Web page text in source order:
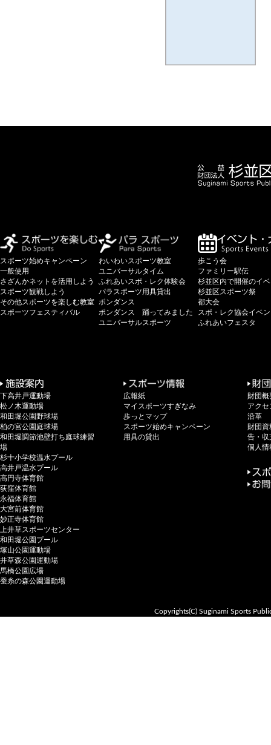
スポーツ始めキャンペーン
一般使用
さざんかネットを活用しよう
スポーツ観戦しよう
その他スポーツを楽しむ教室
スポーツフェスティバル
わいわいスポーツ教室
ユニバーサルタイム
ふれあいスポ・レク体験会
パラスポーツ用具貸出
ポンダンス
ポンダンス 踊ってみました
ユニバーサルスポーツ
歩こう会
ファミリー駅伝
杉並区内で開催のイ
杉並区スポーツ祭
都大会
スポ・レク協会イベ
ふれあいフェスタ
下高井戸運動場
松ノ木運動場
和田堀公園野球場
柏の宮公園庭球場
和田堀調節池壁打ち庭球練習
場
杉十小学校温水プール
高井戸温水プール
高円寺体育館
荻窪体育館
永福体育館
大宮前体育館
妙正寺体育館
上井草スポーツセンター
和田堀公園プール
塚山公園運動場
井草森公園運動場
馬橋公園広場
蚕糸の森公園運動場
広報紙
マイスポーツすぎなみ
歩っとマップ
スポーツ始めキャンペーン
用具の貸出
財団概
アクセ
沿革
財団資
告・収
個人情
Copyrights(C) Suginami Sports